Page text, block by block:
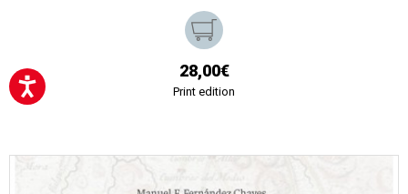
28,00€
Print edition